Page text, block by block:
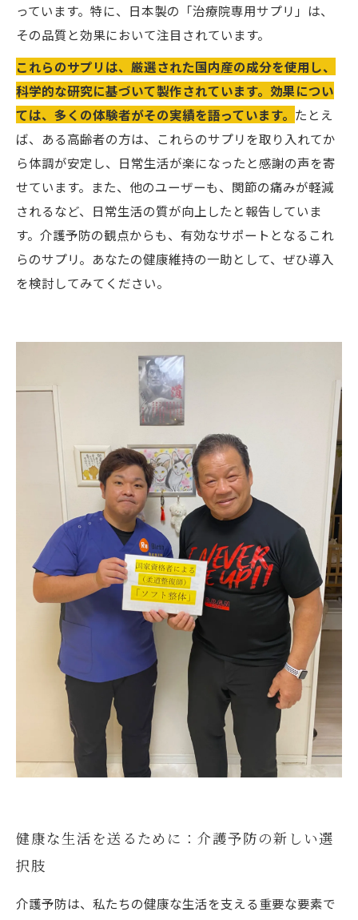
っています。特に、日本製の「治療院専用サプリ」は、
その品質と効果において注目されています。
これらのサプリは、厳選された国内産の成分を使用し、
科学的な研究に基づいて製作されています。効果につい
ては、多くの体験者がその実績を語っています。 たとえ
ば、ある高齢者の方は、これらのサプリを取り入れてか
ら体調が安定し、日常生活が楽になったと感謝の声を寄
せています。また、他のユーザーも、関節の痛みが軽減
されるなど、日常生活の質が向上したと報告していま
す。介護予防の観点からも、有効なサポートとなるこれ
らのサプリ。あなたの健康維持の一助として、ぜひ導入
を検討してみてください。
健康な生活を送るために：介護予防の新しい選
択肢
介護予防は、私たちの健康な生活を支える重要な要素で